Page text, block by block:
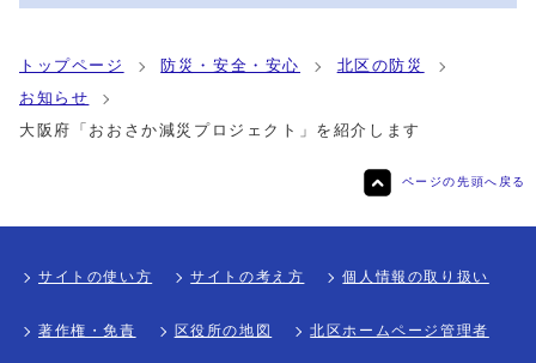
トップページ 防災・安全・安心
北区の防災
お知らせ
大阪府「おおさか減災プロジェクト」を紹介します
ページの先頭へ戻る
サイトの使い方 サイトの考え方 個人情報の取り扱い
著作権・免責 区役所の地図 北区ホームページ管理者